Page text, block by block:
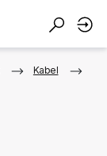
Kabel